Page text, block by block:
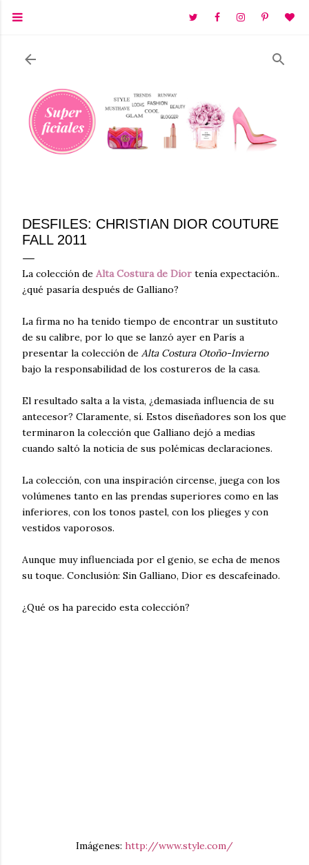
Ir al contenido principal
DESFILES: CHRISTIAN DIOR COUTURE
FALL 2011
La colección de Alta Costura de Dior tenía expectación..
¿qué pasaría después de Galliano?
La firma no ha tenido tiempo de encontrar un sustituto
de su calibre, por lo que se lanzó ayer en París a
presentar la colección de Alta Costura Otoño-Invierno
bajo la responsabilidad de los costureros de la casa.
El resultado salta a la vista, ¿demasiada influencia de su
antecesor? Claramente, sí. Estos diseñadores son los que
terminaron la colección que Galliano dejó a medias
cuando saltó la noticia de sus polémicas declaraciones.
La colección, con una inspiración circense, juega con los
volúmenes tanto en las prendas superiores como en las
inferiores, con los tonos pastel, con los plieges y con
vestidos vaporosos.
Aunque muy influenciada por el genio, se echa de menos
su toque. Conclusión: Sin Galliano, Dior es descafeinado.
¿Qué os ha parecido esta colección?
Imágenes: http://www.style.com/